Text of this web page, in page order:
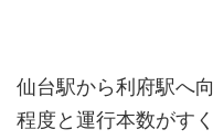
仙台駅から利府駅へ
程度と運行本数がす